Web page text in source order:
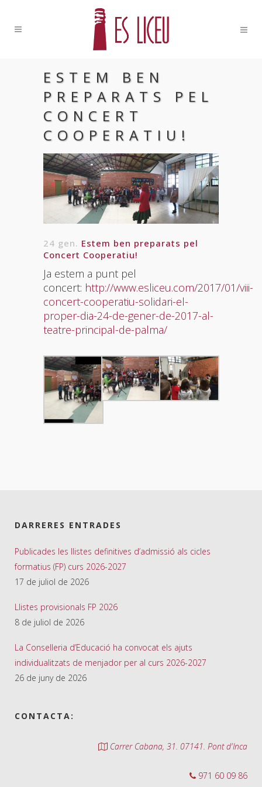
ESTEM BEN
PREPARATS PEL
CONCERT
COOPERATIU!
24 gen. Estem ben preparats pel
Concert Cooperatiu!
Ja estem a punt pel
concert: http://www.esliceu.com/2017/01/viii-
concert-cooperatiu-solidari-el-
proper-dia-24-de-gener-de-2017-al-
teatre-principal-de-palma/
DARRERES ENTRADES
Publicades les llistes definitives d’admissió als cicles
formatius (FP) curs 2026-2027
17 de juliol de 2026
Llistes provisionals FP 2026
8 de juliol de 2026
La Conselleria d’Educació ha convocat els ajuts
individualitzats de menjador per al curs 2026-2027
26 de juny de 2026
CONTACTA:
Carrer Cabana, 31. 07141. Pont d'Inca
971 60 09 86